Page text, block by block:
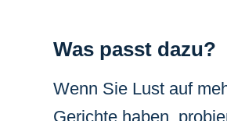
Was passt dazu?
Wenn Sie Lust auf
Gerichte haben,